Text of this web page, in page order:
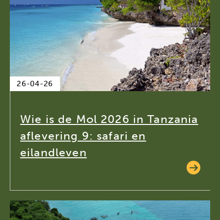
26-04-26
Wie is de Mol 2026 in Tanzania
aflevering 9: safari en
eilandleven